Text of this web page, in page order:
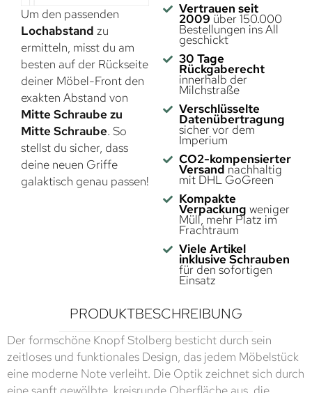
Um den passenden
Lochabstand zu
ermitteln, misst du am
besten auf der Rückseite
deiner Möbel-Front den
exakten Abstand von
Mitte Schraube zu
Mitte Schraube. So
stellst du sicher, dass
deine neuen Griffe
galaktisch genau passen!
Vertrauen seit
2009 über 150.000
Bestellungen ins All
geschickt
30 Tage
Rückgaberecht
innerhalb der
Milchstraße
Verschlüsselte
Datenübertragung
sicher vor dem
Imperium
CO2-kompensierter
Versand nachhaltig
mit DHL GoGreen
Kompakte
Verpackung weniger
Müll, mehr Platz im
Frachtraum
Viele Artikel
inklusive Schrauben
für den sofortigen
Einsatz
PRODUKTBESCHREIBUNG
Der formschöne Knopf Stolberg besticht durch sein
zeitloses und funktionales Design, das jedem Möbelstück
eine moderne Note verleiht. Die Optik zeichnet sich durch